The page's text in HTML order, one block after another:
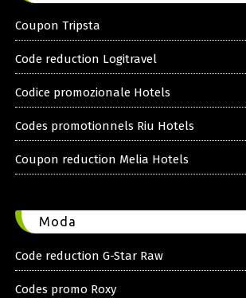
Coupon Tripsta
Code reduction Logitravel
Codice promozionale Hotels
Codes promotionnels Riu Hotels
Coupon reduction Melia Hotels
Moda
Code reduction G-Star Raw
Codes promo Roxy